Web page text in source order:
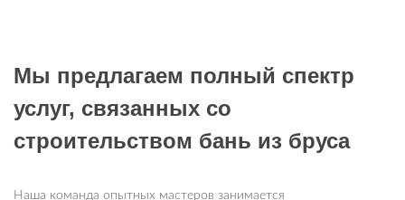
Мы предлагаем полный спектр
услуг, связанных со
строительством бань из бруса
Наша команда опытных мастеров занимается